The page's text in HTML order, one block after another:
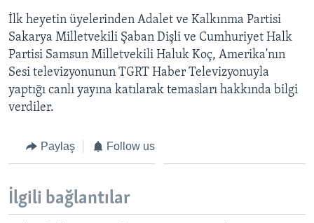
İlk heyetin üyelerinden Adalet ve Kalkınma Partisi
Sakarya Milletvekili Şaban Dişli ve Cumhuriyet Halk
Partisi Samsun Milletvekili Haluk Koç, Amerika'nın
Sesi televizyonunun TGRT Haber Televizyonuyla
yaptığı canlı yayına katılarak temasları hakkında bilgi
verdiler.
Paylaş Follow us
İlgili bağlantılar